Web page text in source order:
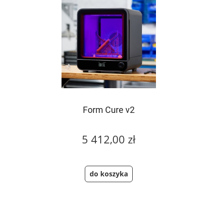
Form Cure v2
5 412,00 zł
do koszyka